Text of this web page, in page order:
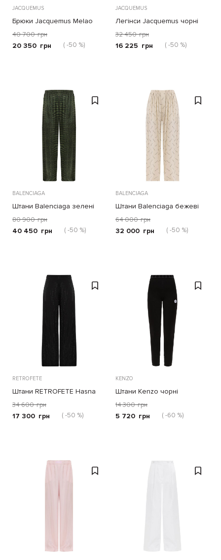
JACQUEMUS
Брюки Jacquemus Melao
чорні
40 700 грн
20 350 грн ( -50 %)
JACQUEMUS
Легінси Jacquemus чорні
32 450 грн
16 225 грн ( -50 %)
BALENCIAGA
Штани Balenciaga зелені
80 900 грн
40 450 грн ( -50 %)
BALENCIAGA
Штани Balenciaga бежеві
64 000 грн
32 000 грн ( -50 %)
RETROFETE
Штани RETROFETE Hasna
чорні
34 600 грн
17 300 грн ( -50 %)
KENZO
Штани Kenzo чорні
14 300 грн
5 720 грн ( -60 %)